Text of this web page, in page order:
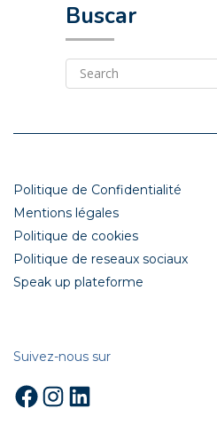
Buscar
Politique de Confidentialité
Mentions légales
Politique de cookies
Politique de reseaux sociaux
Speak up plateforme
Suivez-nous sur
Facebook
Instagram
LinkedIn